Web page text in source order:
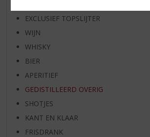
EXCLUSIEF TOPSLIJTER
WIJN
WHISKY
BIER
APERITIEF
GEDISTILLEERD OVERIG
SHOTJES
KANT EN KLAAR
FRISDRANK